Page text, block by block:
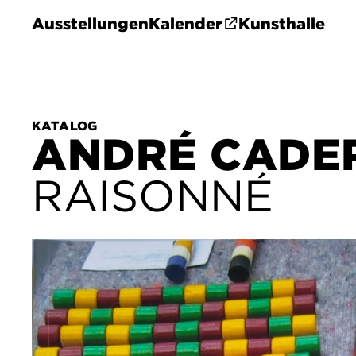
AusstellungenKalender Kunsthalle
KATALOG
ANDRÉ
RAISONNÉ